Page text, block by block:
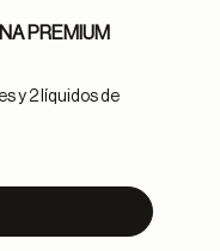
PREMIUM
y 2 líquidos de